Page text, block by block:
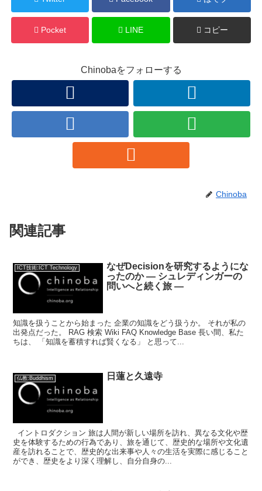
Pocket LINE コピー
Chinobaをフォローする
Chinoba
関連記事
ICT技術:ICT Technology
なぜDecisionを研究するようにな
ったのか ― シュレディンガーの
問いへと続く旅 ―
知識を扱うことから始まった 企業の知識をどう扱うか。 それが私の
出発点だった。 RAG 検索 Wiki FAQ Knowledge Base 長い間、私た
ちは、 「知識を蓄積すれば賢くなる」 と思って...
仏教:Buddhism 日蓮と久遠寺
イントロダクション 旅は人間が新しい場所を訪れ、異なる文化や歴
史を体験するための行為であり、旅を通じて、歴史的な場所や文化遺
産を訪れることで、歴史的な出来事や人々の生活を実際に感じること
ができ、歴史をより深く理解し、自分自身の...